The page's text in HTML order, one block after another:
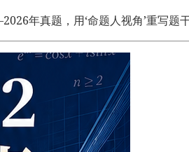
年真题，用‘命题人视角’重写